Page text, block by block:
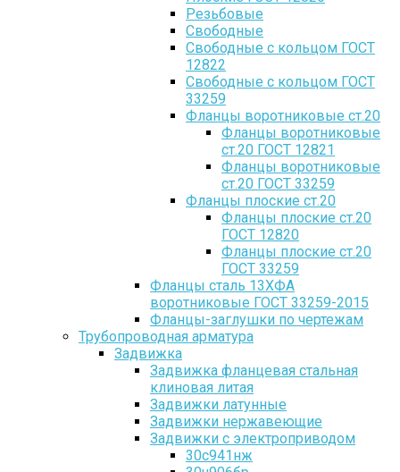
Резьбовые
Свободные
Свободные с кольцом ГОСТ
12822
Свободные с кольцом ГОСТ
33259
Фланцы воротниковые ст.20
Фланцы воротниковые
ст.20 ГОСТ 12821
Фланцы воротниковые
ст.20 ГОСТ 33259
Фланцы плоские ст.20
Фланцы плоские ст.20
ГОСТ 12820
Фланцы плоские ст.20
ГОСТ 33259
Фланцы сталь 13ХФА
воротниковые ГОСТ 33259-2015
Фланцы-заглушки по чертежам
Трубопроводная арматура
Задвижка
Задвижка фланцевая стальная
клиновая литая
Задвижки латунные
Задвижки нержавеющие
Задвижки с электроприводом
30с941нж